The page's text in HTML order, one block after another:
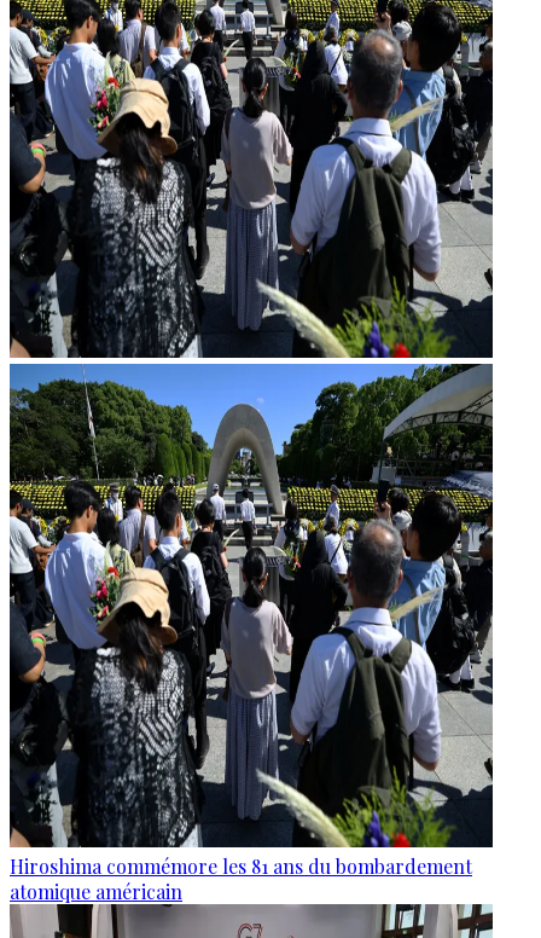
Hiroshima commémore les 81 ans du bombardement
atomique américain